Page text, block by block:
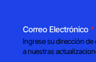
Correo Electrónico *
Ingrese su dirección
a nuestras